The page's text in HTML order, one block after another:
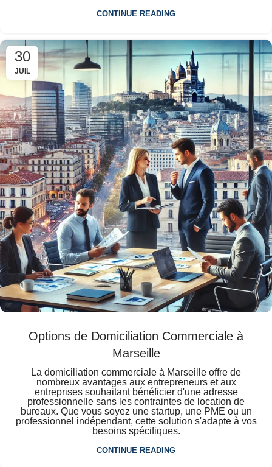
CONTINUE READING
30
JUIL
Options de Domiciliation Commerciale à
Marseille
La domiciliation commerciale à Marseille offre de
nombreux avantages aux entrepreneurs et aux
entreprises souhaitant bénéficier d'une adresse
professionnelle sans les contraintes de location de
bureaux. Que vous soyez une startup, une PME ou un
professionnel indépendant, cette solution s'adapte à vos
besoins spécifiques.
CONTINUE READING